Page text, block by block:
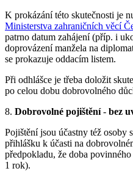
K prokázání této skutečnosti je
Ministerstva zahraničních věcí
patrno datum zahájení (příp. i
doprovázení manžela na
se prokazuje oddacím listem.
Při odhlášce je třeba doložit
po celou dobu dobrovolného
8. Dobrovolné pojištění- bez
Pojištění jsou účastny též osoby
přihlášku k účasti na
předpokladu, že doba
1 rok).